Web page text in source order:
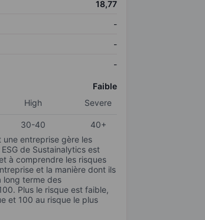
18,77
-
-
-
Faible
High Severe
30-40
40+
une entreprise gère les
de Sustainalytics est
à comprendre les risques
et la manière dont ils
long terme des
Plus le risque est faible,
et 100 au risque le plus